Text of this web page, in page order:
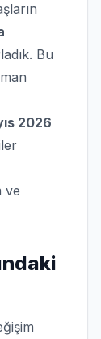
Bu
2026
ve